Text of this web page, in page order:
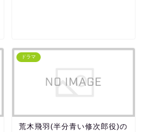
ドラマ
荒木飛羽(半分青い修次郎役)の